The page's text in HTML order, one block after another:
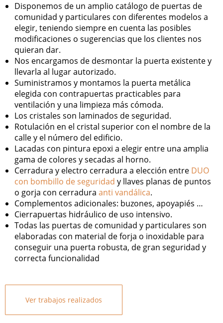
Disponemos de un amplio catálogo de puertas de
comunidad y particulares con diferentes modelos a
elegir, teniendo siempre en cuenta las posibles
modificaciones o sugerencias que los clientes nos
quieran dar.
Nos encargamos de desmontar la puerta existente y
llevarla al lugar autorizado.
Suministramos y montamos la puerta metálica
elegida con contrapuertas practicables para
ventilación y una limpieza más cómoda.
Los cristales son laminados de seguridad.
Rotulación en el cristal superior con el nombre de la
calle y el número del edificio.
Lacadas con pintura epoxi a elegir entre una amplia
gama de colores y secadas al horno.
Cerradura y electro cerradura a elección entre DUO
con bombillo de seguridad y llaves planas de puntos
o gorja con cerradura anti vandálica.
Complementos adicionales: buzones, apoyapiés …
Cierrapuertas hidráulico de uso intensivo.
Todas las puertas de comunidad y particulares son
elaboradas con material de forja o inoxidable para
conseguir una puerta robusta, de gran seguridad y
correcta funcionalidad
Ver trabajos realizados